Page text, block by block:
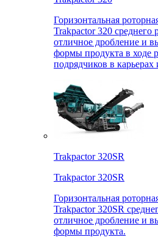
Горизонтальная
Trakpactor 320 среднего
отличное дробление и
формы продукта в ходе
подрядчиков в карьерах
Trakpactor 320SR
Trakpactor 320SR
Горизонтальная
Trakpactor 320SR
отличное дробление и
формы продукта.